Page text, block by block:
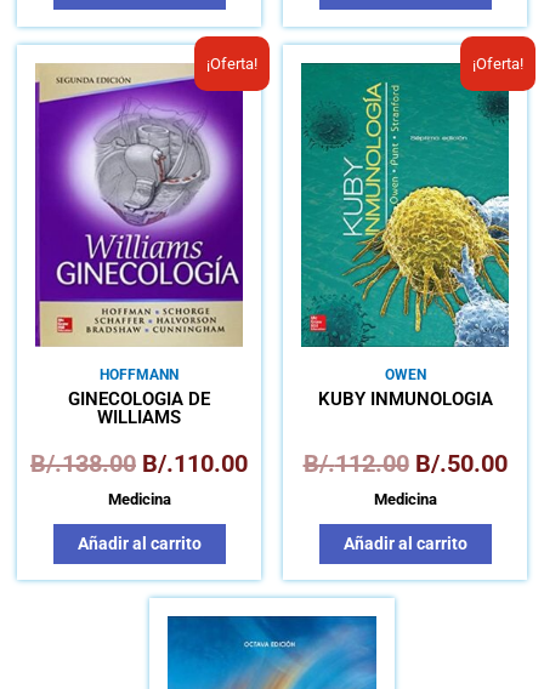
¡Oferta!
HOFFMANN
GINECOLOGÍA DE
WILLIAMS
B/.138.00
El
precio
original
era:
B/.138.00.
B/.110.00
El
precio
actual
B/.110.00.
Medicina
Añadir al carrito
¡Oferta!
OWEN
KUBY INMUNOLOGÍA
B/.112.00
El
precio
original
era:
B/.112.00.
B/.50.00
El
Medicina
Añadir al carrito